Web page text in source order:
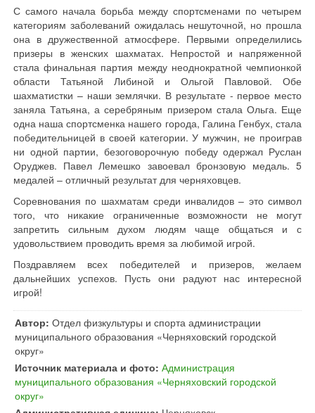
С самого начала борьба между спортсменами по четырем
категориям заболеваний ожидалась нешуточной, но прошла
она в дружественной атмосфере. Первыми определились
призеры в женских шахматах. Непростой и напряженной
стала финальная партия между неоднократной чемпионкой
области Татьяной Либиной и Ольгой Павловой. Обе
шахматистки – наши землячки. В результате - первое место
заняла Татьяна, а серебряным призером стала Ольга. Еще
одна наша спортсменка нашего города, Галина Генбух, стала
победительницей в своей категории. У мужчин, не проиграв
ни одной партии, безоговорочную победу одержал Руслан
Оруджев. Павел Лемешко завоевал бронзовую медаль. 5
медалей – отличный результат для черняховцев.
Соревнования по шахматам среди инвалидов – это символ
того, что никакие ограниченные возможности не могут
запретить сильным духом людям чаще общаться и с
удовольствием проводить время за любимой игрой.
Поздравляем всех победителей и призеров, желаем
дальнейших успехов. Пусть они радуют нас интересной
игрой!
Автор: Отдел физкультуры и спорта администрации
муниципального образования «Черняховский городской
округ»
Источник материала и фото: Администрация
муниципального образования «Черняховский городской
округ»